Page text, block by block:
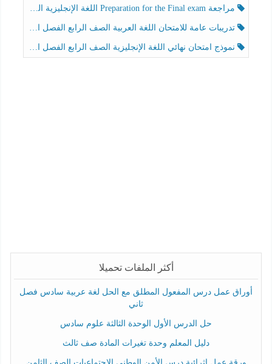
مراجعة Preparation for the Final exam اللغة الإنجليزية الصف الرابع الفصل الثالث
تدريبات عامة للامتحان اللغة العربية الصف الرابع الفصل الثالث
نموذج امتحان نهائي اللغة الإنجليزية الصف الرابع الفصل الثالث
أكثر الملفات تحميلا
أوراق عمل درس المفعول المطلق مع الحل لغة عربية سادس فصل
ثاني
حل الدرس الأول الوحدة الثالثة علوم سادس
دليل المعلم وحدة تغيرات المادة صف ثالث